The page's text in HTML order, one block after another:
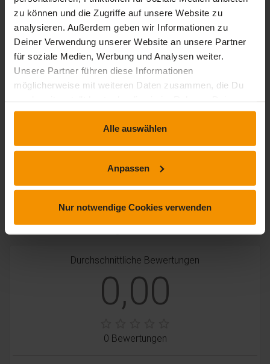
zu können und die Zugriffe auf unsere Website zu
analysieren. Außerdem geben wir Informationen zu
Deiner Verwendung unserer Website an unsere Partner
für soziale Medien, Werbung und Analysen weiter.
Unsere Partner führen diese Informationen
möglicherweise mit weiteren Daten zusammen, die Du
Nutzung der Dienste gesammelt haben.
Alle auswählen
Anpassen
Nur notwendige Cookies verwenden
Übersicht der Lerninhalte
Copilot für Microsoft 365
1 Lernbausteine timelapse expand_less
Copilot für Microsoft 365
extension Interaktiver Inhalt timelapse 2 Std. 02 Min.
Bewertungen
Gesamtbewertung
Durchschnittliche Bewertungen
0,00
0 Bewertungen